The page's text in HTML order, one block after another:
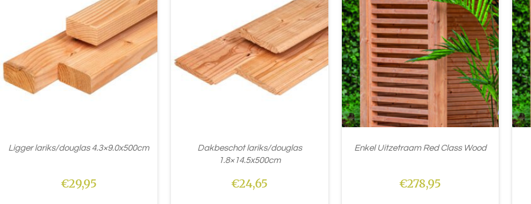
Ligger lariks/douglas 4.3×9.0x500cm
€29,95
Dakbeschot lariks/douglas
1.8×14.5x500cm
€24,65
Enkel Uitzetraam Red Class Wood
€278,95